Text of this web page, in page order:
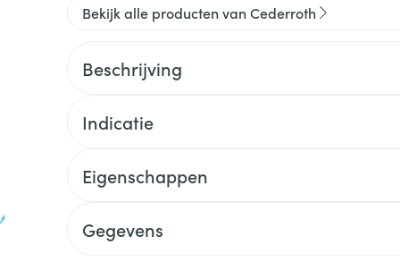
Bekijk alle producten van Cederroth
Beschrijving
Indicatie
Eigenschappen
Gegevens